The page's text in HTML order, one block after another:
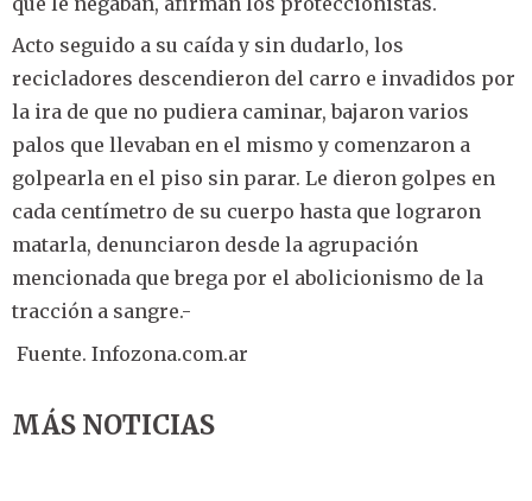
Acto seguido a su caída y sin dudarlo, los
recicladores descendieron del carro e invadidos por
la ira de que no pudiera caminar, bajaron varios
palos que llevaban en el mismo y comenzaron a
golpearla en el piso sin parar. Le dieron golpes en
cada centímetro de su cuerpo hasta que lograron
matarla, denunciaron desde la agrupación
mencionada que brega por el abolicionismo de la
tracción a sangre.-
Fuente. Infozona.com.ar
MÁS NOTICIAS